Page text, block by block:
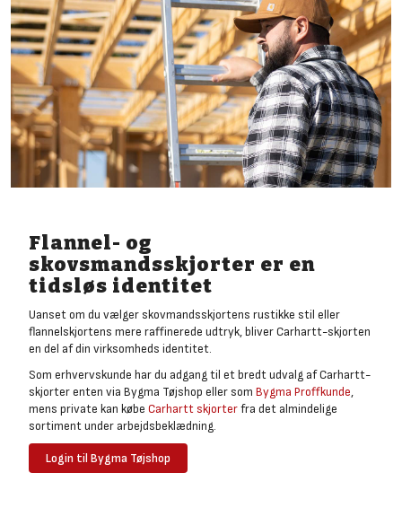
Flannel- og
skovsmandsskjorter er en
tidsløs identitet
Uanset om du vælger skovmandsskjortens rustikke stil eller
flannelskjortens mere raffinerede udtryk, bliver Carhartt-skjorten
en del af din virksomheds identitet.
Som erhvervskunde har du adgang til et bredt udvalg af Carhartt-
skjorter enten via Bygma Tøjshop eller som Bygma Proffkunde,
mens private kan købe Carhartt skjorterfra det almindelige
sortiment under arbejdsbeklædning.
Login til Bygma Tøjshop